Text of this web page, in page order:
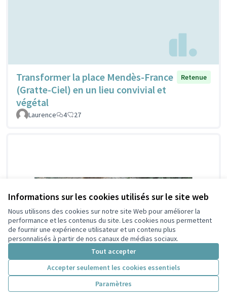
Informations sur les cookies utilisés sur le site web
Nous utilisons des cookies sur notre site Web pour améliorer la
performance et les contenus du site. Les cookies nous permettent
de fournir une expérience utilisateur et un contenu plus
personnalisés à partir de nos canaux de médias sociaux.
Tout accepter
Accepter seulement les cookies essentiels
Paramètres
Transformer la place Mendès-France
(Gratte-Ciel) en un lieu convivial et
végétal
Retenue
Laurence 4 27